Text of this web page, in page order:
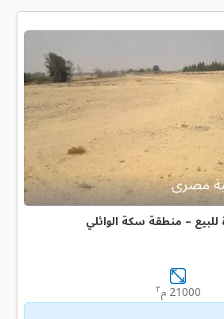
– منطقة سكة الوائلي
21000 م ٢